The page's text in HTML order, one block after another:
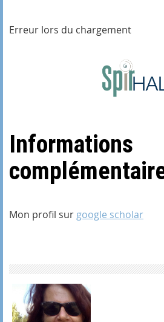
Erreur lors du chargement
Informations
Mon profil sur google scholar